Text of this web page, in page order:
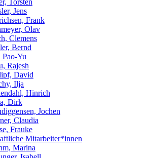
Torsten
Jens
Frank
Olav
Clemens
Bernd
Pao-Yu
Rajesh
David
Ilja
Hinrich
Dirk
Jochen
Claudia
Frauke
Mitarbeiter*innen
Marina